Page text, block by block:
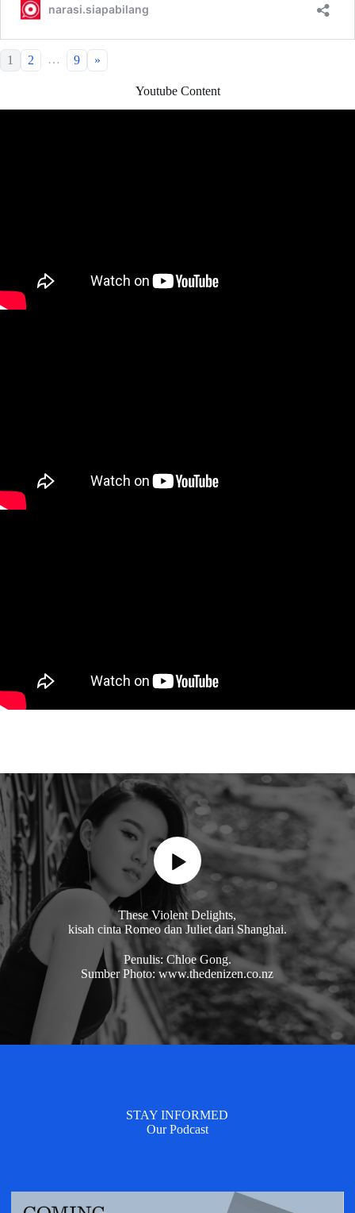
1 2 … 9 »
Youtube Content
These Violent Delights,
kisah cinta Romeo dan Juliet dari Shanghai.
Penulis: Chloe Gong.
Sumber Photo: www.thedenizen.co.nz
STAY INFORMED
Our Podcast